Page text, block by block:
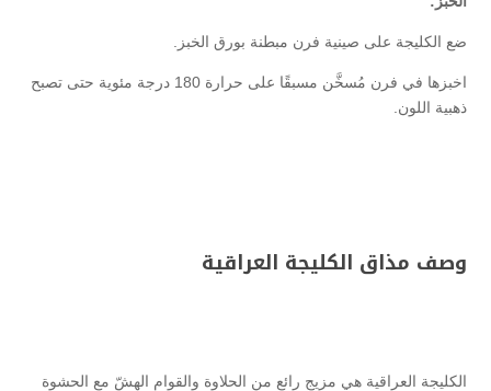
ضع الكليجة على صينية فرن مبطنة بورق الخبز.
اخبزها في فرن مُسخَّن مسبقًا على حرارة 180 درجة مئوية حتى تصبح
ذهبية اللون.
وصف مذاق الكليجة العراقية
الكليجة العراقية هي مزيج رائع من الحلاوة والقوام الهشّ مع الحشوة